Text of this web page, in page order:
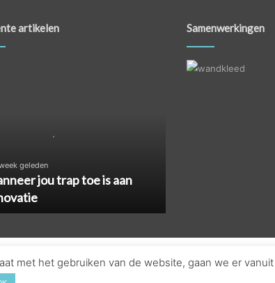
artikelen
geleden
jou trap toe is aan
Samenwerkingen
- Nederland |Huistools
met het gebruiken van de website, gaan we er